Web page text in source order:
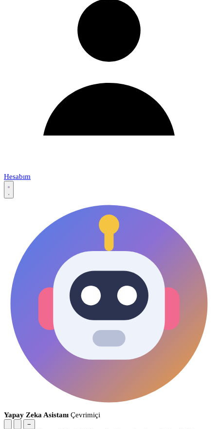
Hesabım
Yapay Zeka Asistanı Çevrimiçi
−